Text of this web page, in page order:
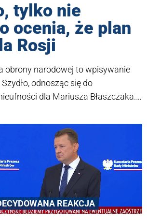
tylko nie
ocenia, że plan
Rosji
obrony narodowej to wpisywanie
odnosząc się do
dla Mariusza Błaszczaka.
tylko nie bezpieczeństwo i
REAKCJA